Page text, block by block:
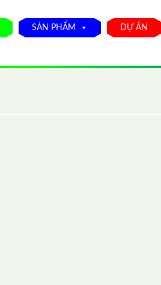
SẢN PHẨM DỰ ÁN